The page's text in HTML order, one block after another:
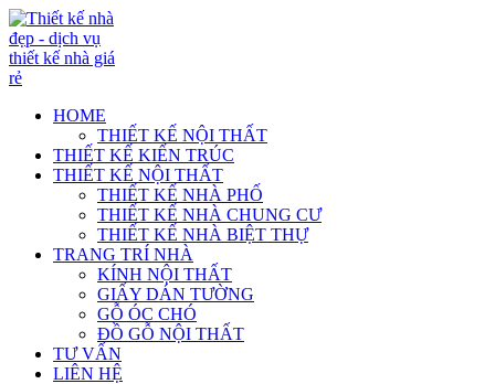
HOME
THIẾT KẾ NỘI THẤT
THIẾT KẾ KIẾN TRÚC
THIẾT KẾ NỘI THẤT
THIẾT KẾ NHÀ PHỐ
THIẾT KẾ NHÀ CHUNG CƯ
THIẾT KẾ NHÀ BIỆT THỰ
TRANG TRÍ NHÀ
KÍNH NỘI THẤT
GIẤY DÁN TƯỜNG
GỖ ÓC CHÓ
ĐỒ GỖ NỘI THẤT
TƯ VẤN
LIÊN HỆ